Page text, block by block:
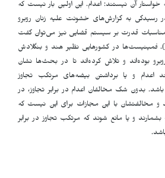
خواستار آن نیستند: اعدام. این اولین بار نیست که
به گزارش‌های خشونت علیه زنان روبرو
قدرت بر سیستم قضایی نیز می‌توان گفت
فمینیست‌ها در کشورهایی نظیر هند و بنگلادش
بوده‌اند و تلاش کرده‌اند تا در بحث‌ها نشان
اعدام و یا برداشتن بیضه‌های مرتکب تجاوز
بدون شک مخالفان اعدام در برابر تجاوز، در
مخالفتشان با این مجازات برای این نیست که
و یا مانع شوند که مرتکب تجاوز در برابر